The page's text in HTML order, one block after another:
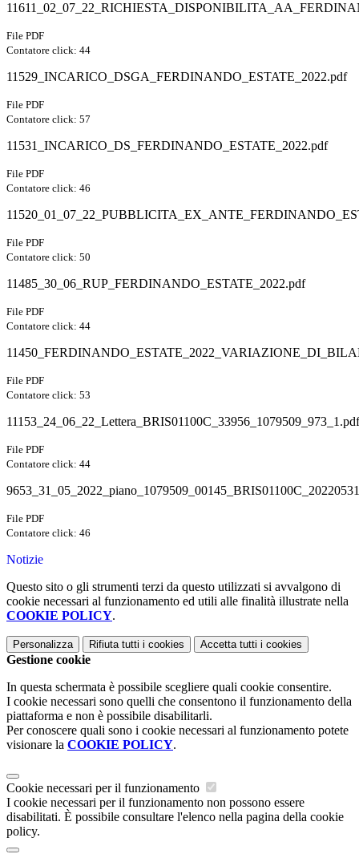
File PDF
Contatore click: 44
11529_INCARICO_DSGA_FERDINANDO_ESTATE_2022.pdf
File PDF
Contatore click: 57
11531_INCARICO_DS_FERDINANDO_ESTATE_2022.pdf
File PDF
Contatore click: 46
File PDF
Contatore click: 50
11485_30_06_RUP_FERDINANDO_ESTATE_2022.pdf
File PDF
Contatore click: 44
File PDF
Contatore click: 53
11153_24_06_22_Lettera_BRIS01100C_33956_1079509_973_1.pdf
File PDF
Contatore click: 44
File PDF
Contatore click: 46
Notizie
Questo sito o gli strumenti terzi da questo utilizzati si avvalgono di
cookie necessari al funzionamento ed utili alle finalità illustrate nella
COOKIE POLICY.
Personalizza Rifiuta tutti i cookies Accetta tutti i cookies
Gestione cookie
In questa schermata è possibile scegliere quali cookie consentire.
I cookie necessari sono quelli che consentono il funzionamento della
piattaforma e non è possibile disabilitarli.
Per conoscere quali sono i cookie necessari al funzionamento potete
visionare la COOKIE POLICY.
Cookie necessari per il funzionamento
I cookie necessari per il funzionamento non possono essere
disabilitati. È possibile consultare l'elenco nella pagina della cookie
policy.